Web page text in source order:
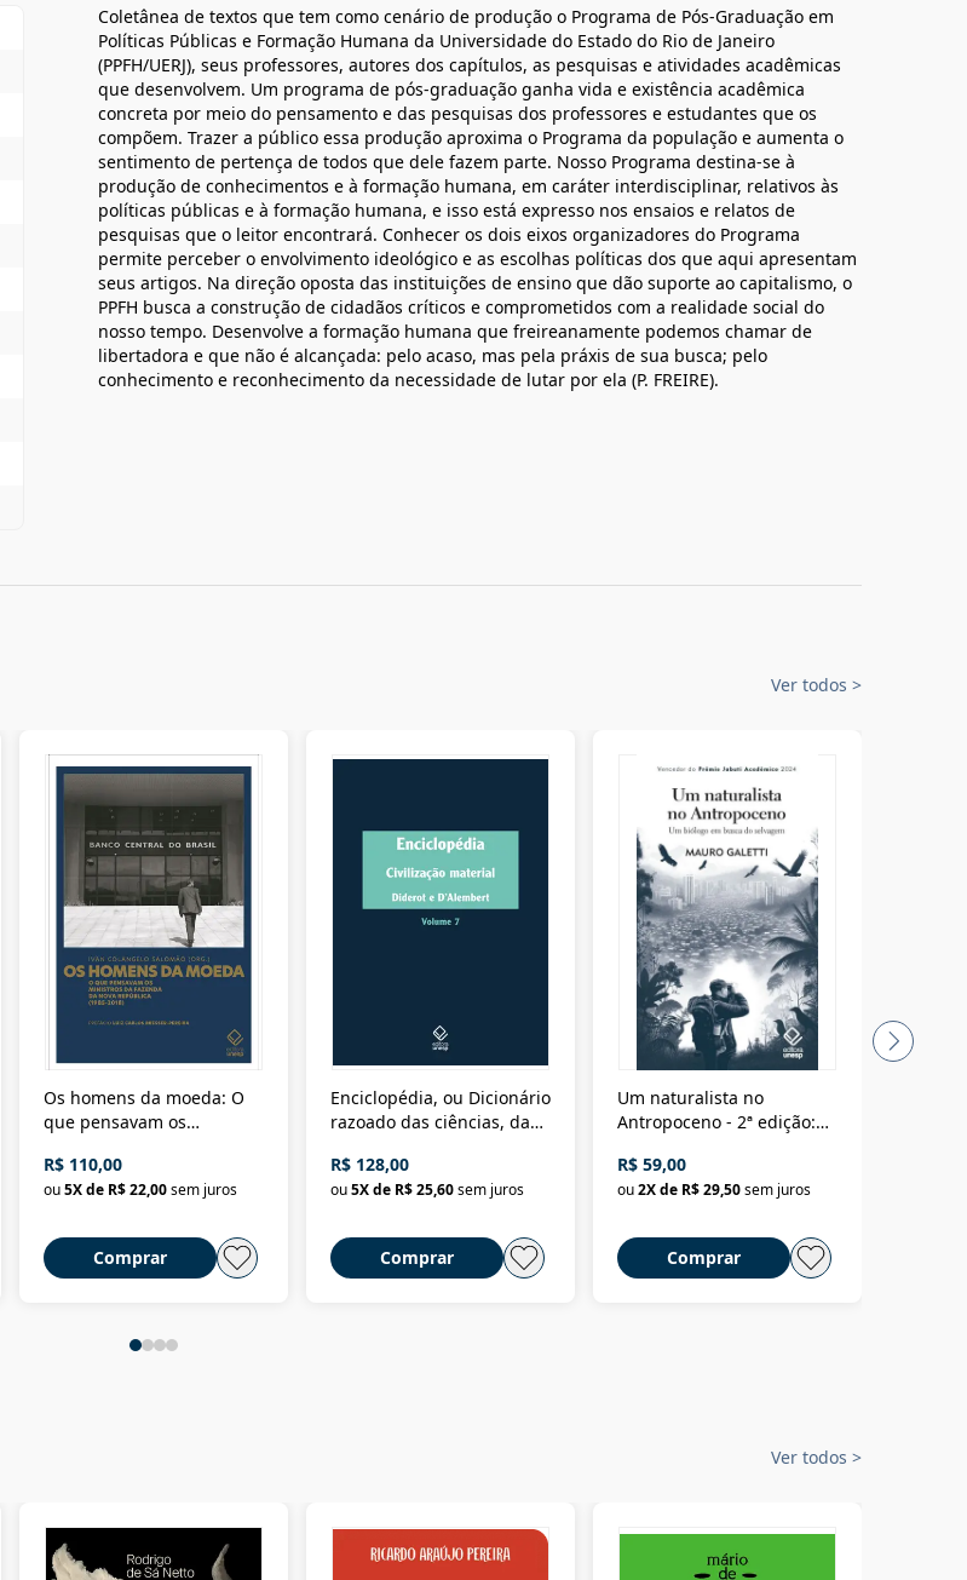
Coletânea de textos que tem como cenário de produção o Programa de Pós-Graduação em
Políticas Públicas e Formação Humana da Universidade do Estado do Rio de Janeiro
(PPFH/UERJ), seus professores, autores dos capítulos, as pesquisas e atividades acadêmicas
que desenvolvem. Um programa de pós-graduação ganha vida e existência acadêmica
concreta por meio do pensamento e das pesquisas dos professores e estudantes que os
compõem. Trazer a público essa produção aproxima o Programa da população e aumenta o
sentimento de pertença de todos que dele fazem parte. Nosso Programa destina-se à
produção de conhecimentos e à formação humana, em caráter interdisciplinar, relativos às
políticas públicas e à formação humana, e isso está expresso nos ensaios e relatos de
pesquisas que o leitor encontrará. Conhecer os dois eixos organizadores do Programa
permite perceber o envolvimento ideológico e as escolhas políticas dos que aqui apresentam
seus artigos. Na direção oposta das instituições de ensino que dão suporte ao capitalismo, o
PPFH busca a construção de cidadãos críticos e comprometidos com a realidade social do
nosso tempo. Desenvolve a formação humana que freireanamente podemos chamar de
libertadora e que não é alcançada: pelo acaso, mas pela práxis de sua busca; pelo
conhecimento e reconhecimento da necessidade de lutar por ela (P. FREIRE).
Ver todos >
Os homens da moeda: O
que pensavam os
Nova República (1985-
2018)
R$ 110,00
ou5X de R$ 22,00sem juros
Comprar
Enciclopédia, ou Dicionário
razoado das ciências, das
Civilização material
R$ 128,00
ou5X de R$ 25,60sem juros
Comprar
Um naturalista no
Antropoceno - 2ª edição:
selvagem
R$ 59,00
ou2X de R$ 29,50sem juros
Comprar
Ver todos >